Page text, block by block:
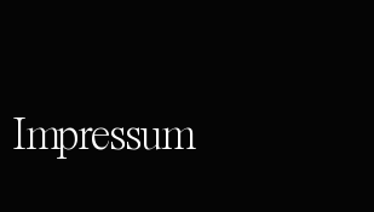
Impressum